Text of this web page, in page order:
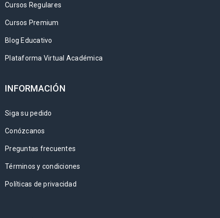
Cursos Regulares
Cursos Premium
Blog Educativo
Plataforma Virtual Académica
INFORMACIÓN
Siga su pedido
Conózcanos
Preguntas frecuentes
Términos y condiciones
Políticas de privacidad